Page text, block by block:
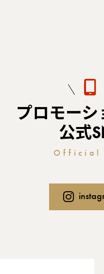
プロモーシ
公式
Official